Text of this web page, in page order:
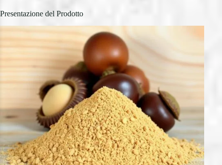
Presentazione del Prodotto